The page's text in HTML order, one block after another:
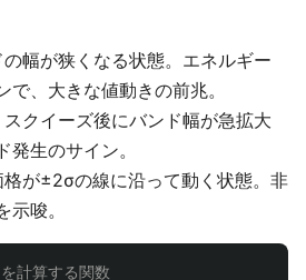
幅が狭くなる状態。エネルギー
で、大きな値動きの前兆。
スクイーズ後にバンド幅が急拡大
生のサイン。
格が±2σの線に沿って動く状態。非
唆。